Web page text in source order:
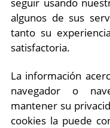
algunos de sus
tanto su
satisfactoria.
La información
navegador o
mantener su
cookies la puede